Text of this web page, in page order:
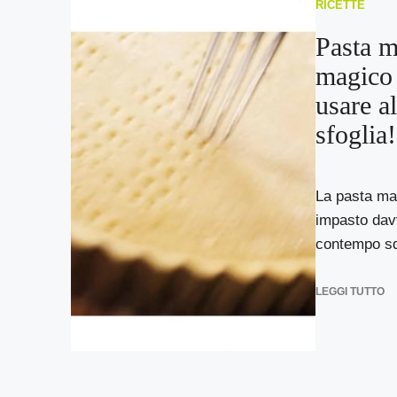
RICETTE
Pasta
usare
sfoglia!
La pasta
impasto
contempo
LEGGI TUTTO